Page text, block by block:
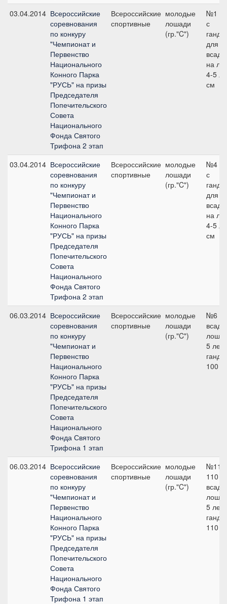
03.04.2014 Всероссийские
соревнования
по конкуру
"Чемпионат и
Первенство
Национального
Конного Парка
"РУСЬ" на призы
Председателя
Попечительского
Совета
Национального
Фонда Святого
Трифона 2 этап
Всероссийские
спортивные
молодые
лошади
(гр."C")
№1
с
для
на
4-5
см
03.04.2014 Всероссийские
соревнования
по конкуру
"Чемпионат и
Первенство
Национального
Конного Парка
"РУСЬ" на призы
Председателя
Попечительского
Совета
Национального
Фонда Святого
Трифона 2 этап
Всероссийские
спортивные
молодые
лошади
(гр."C")
№4
с
для
на
4-5
см
06.03.2014 Всероссийские
соревнования
по конкуру
"Чемпионат и
Первенство
Национального
Конного Парка
"РУСЬ" на призы
Председателя
Попечительского
Совета
Национального
Фонда Святого
Трифона 1 этап
Всероссийские
спортивные
молодые
лошади
(гр."C")
№6
5 лет
100
06.03.2014 Всероссийские
соревнования
по конкуру
"Чемпионат и
Первенство
Национального
Конного Парка
"РУСЬ" на призы
Председателя
Попечительского
Совета
Национального
Фонда Святого
Трифона 1 этап
Всероссийские
спортивные
молодые
лошади
(гр."C")
№11
110
5 лет
110